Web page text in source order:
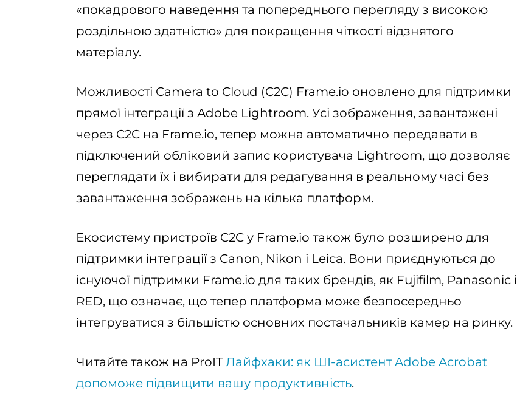
«покадрового наведення та попереднього перегляду з високою
роздільною здатністю» для покращення чіткості відзнятого
матеріалу.
Можливості Camera to Cloud (C2C) Frame.io оновлено для підтримки
прямої інтеграції з Adobe Lightroom. Усі зображення, завантажені
через C2C на Frame.io, тепер можна автоматично передавати в
підключений обліковий запис користувача Lightroom, що дозволяє
переглядати їх і вибирати для редагування в реальному часі без
завантаження зображень на кілька платформ.
Екосистему пристроїв C2C у Frame.io також було розширено для
підтримки інтеграції з Canon, Nikon і Leica. Вони приєднуються до
існуючої підтримки Frame.io для таких брендів, як Fujifilm, Panasonic і
RED, що означає, що тепер платформа може безпосередньо
інтегруватися з більшістю основних постачальників камер на ринку.
Читайте також на ProITЛайфхаки: як ШІ-асистент Adobe Acrobat
допоможе підвищити вашу продуктивність.